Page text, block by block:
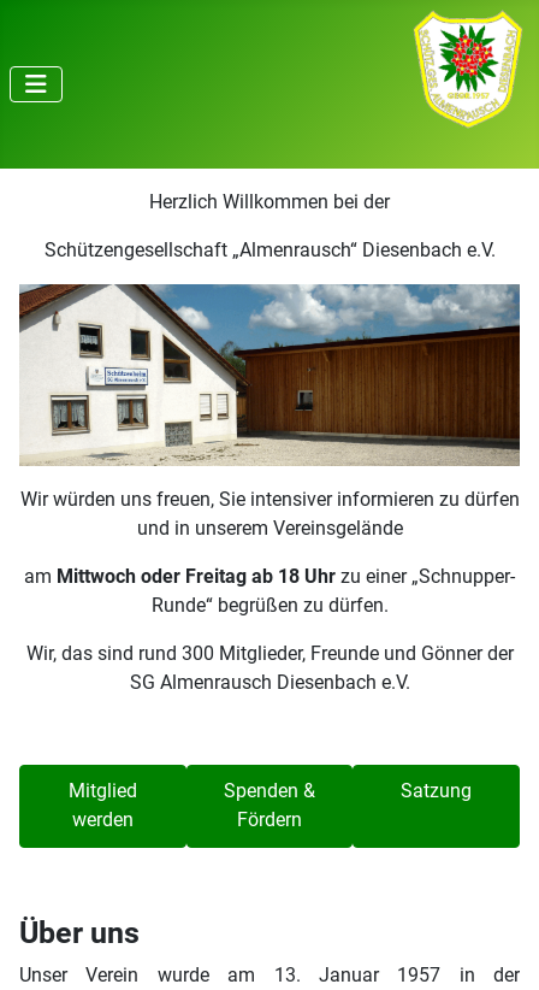
Herzlich Willkommen bei der
Schützengesellschaft „Almenrausch“ Diesenbach e.V.
Wir würden uns freuen, Sie intensiver informieren zu dürfen
und in unserem Vereinsgelände
am Mittwoch oder Freitag ab 18 Uhr zu einer „Schnupper-
Runde“ begrüßen zu dürfen.
Wir, das sind rund 300 Mitglieder, Freunde und Gönner der
SG Almenrausch Diesenbach e.V.
Mitglied
werden
Spenden &
Fördern
Satzung
Über uns
Unser Verein wurde am 13. Januar 1957 in der